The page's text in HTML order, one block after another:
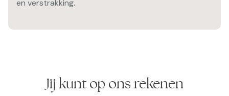
en verstrakking.
Jij kunt op ons rekenen